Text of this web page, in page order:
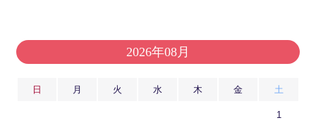
2026年08月
日 月 火 水 木 金 土
1